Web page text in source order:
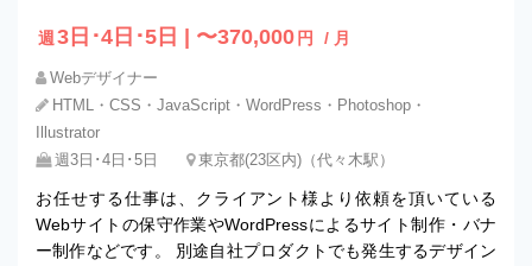
週 3日･4日･5日 | 〜370,000 円 / 月
Webデザイナー
HTML・CSS・JavaScript・WordPress・Photoshop・
Illustrator
週3日･4日･5日
東京都(23区内)（代々木駅）
お任せする仕事は、クライアント様より依頼を頂いている
Webサイトの保守作業やWordPressによるサイト制作・バナ
ー制作などです。 別途自社プロダクトでも発生するデザイン